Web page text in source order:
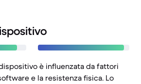
è influenzata da fattori
e la resistenza fisica. Lo